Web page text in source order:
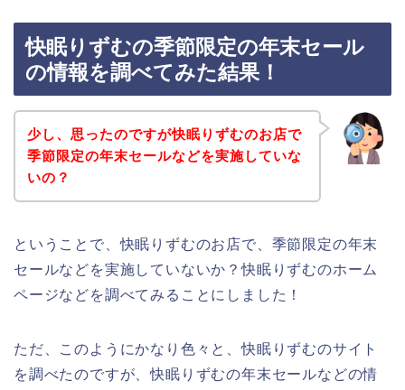
快眠りずむの季節限定の年末セール
の情報を調べてみた結果！
少し、思ったのですが快眠りずむのお店で
季節限定の年末セールなどを実施していな
いの？
ということで、快眠りずむのお店で、季節限定の年末
セールなどを実施していないか？快眠りずむのホーム
ページなどを調べてみることにしました！
ただ、このようにかなり色々と、快眠りずむのサイト
を調べたのですが、快眠りずむの年末セールなどの情